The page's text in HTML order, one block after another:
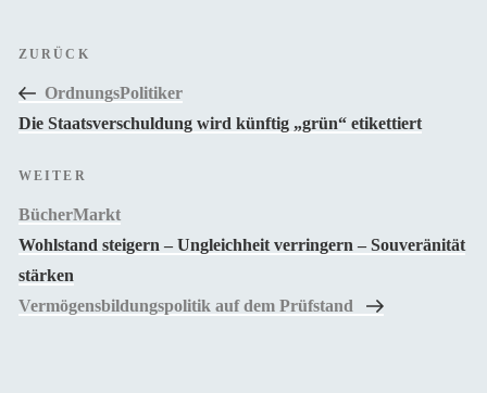
Beitragsnavigation
Vorheriger
Beitrag
ZURÜCK
OrdnungsPolitiker
Die Staatsverschuldung wird künftig „grün“ etikettiert
Nächster
Beitrag
WEITER
BücherMarkt
Wohlstand steigern – Ungleichheit verringern – Souveränität
stärken
Vermögensbildungspolitik auf dem Prüfstand